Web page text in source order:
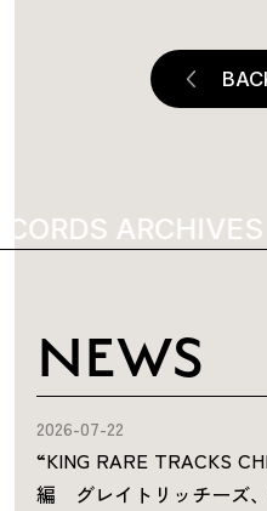
ARCHIVES
NEWS
2026-07-22
“KING RARE TRACKS
編 グレイトリッチーズ、